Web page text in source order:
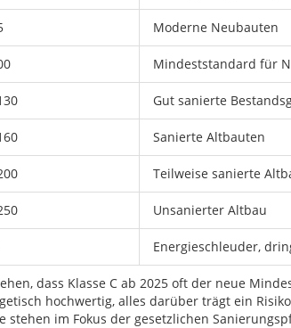
Moderne Neubauten
Mindeststandard für
Gut sanierte
Sanierte Altbauten
Teilweise sanierte
Unsanierter Altbau
Energieschleuder,
dass Klasse C ab 2025 oft der neue
hochwertig, alles darüber trägt ein
stehen im Fokus der gesetzlichen